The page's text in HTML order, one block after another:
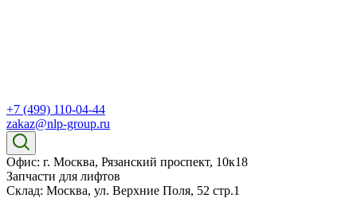
+7 (499) 110-04-44
zakaz@nlp-group.ru
Офис: г. Москва, Рязанский проспект, 10к18
Запчасти для лифтов
Склад: Москва, ул. Верхние Поля, 52 стр.1